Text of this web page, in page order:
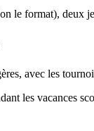
le format),
avec les
les vacances